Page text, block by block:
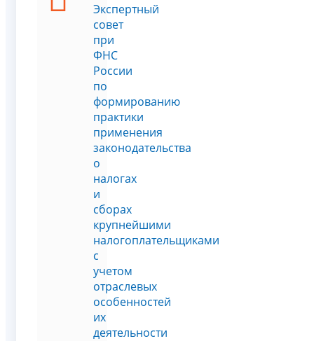
Экспертный
совет
при
ФНС
России
по
формированию
практики
применения
законодательства
о
налогах
и
сборах
крупнейшими
налогоплательщиками
с
учетом
отраслевых
особенностей
их
деятельности